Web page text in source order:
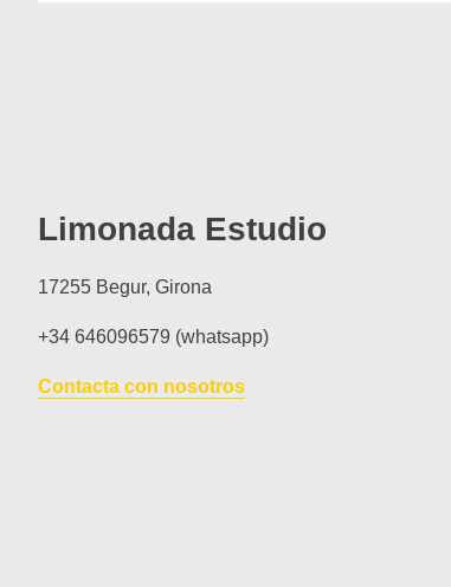
Limonada Estudio
17255 Begur, Girona
+34 646096579 (whatsapp)
Contacta con nosotros